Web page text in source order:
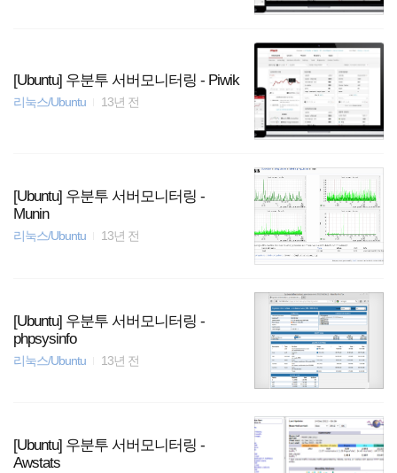
[Ubuntu] 우분투 서버모니터링 - Piwik
리눅스/Ubuntu 13년 전
[Ubuntu] 우분투 서버모니터링 -
Munin
리눅스/Ubuntu 13년 전
[Ubuntu] 우분투 서버모니터링 -
phpsysinfo
리눅스/Ubuntu 13년 전
[Ubuntu] 우분투 서버모니터링 -
Awstats